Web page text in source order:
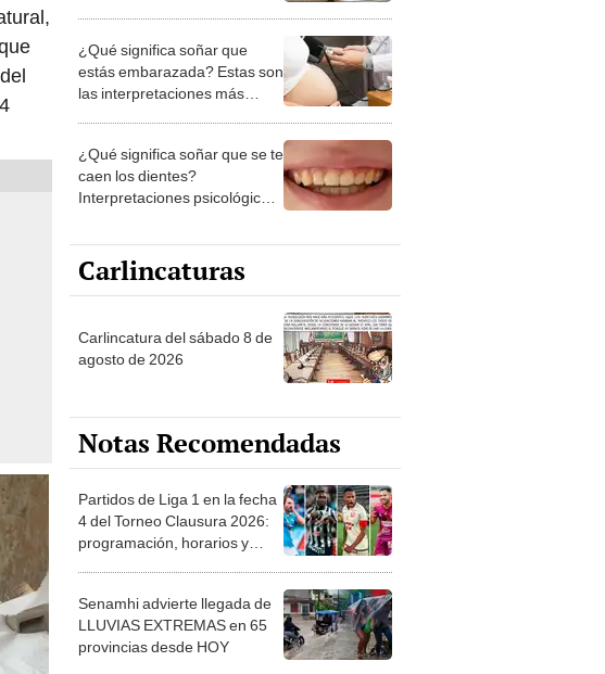
¿Qué significa soñar que
estás embarazada? Estas son
las interpretaciones más
¿Qué significa soñar que se te
caen los dientes?
Interpretaciones psicológicas
Carlincaturas
Carlincatura del sábado 8 de
agosto de 2026
Notas Recomendadas
Partidos de Liga 1 en la fecha
4 del Torneo Clausura 2026:
programación, horarios y
Senamhi advierte llegada de
LLUVIAS EXTREMAS en 65
provincias desde HOY